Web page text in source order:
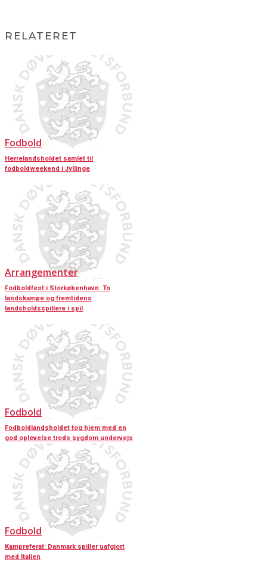
RELATERET
Fodbold
Herrelandsholdet samlet til
fodboldweekend i Jyllinge
Arrangementer
Fodboldfest i Storkøbenhavn: To
landskampe og fremtidens
landsholdsspillere i spil
Fodbold
Fodboldlandsholdet tog hjem med en
god oplevelse trods sygdom undervejs
Fodbold
Kampreferat: Danmark spiller uafgjort
med Italien